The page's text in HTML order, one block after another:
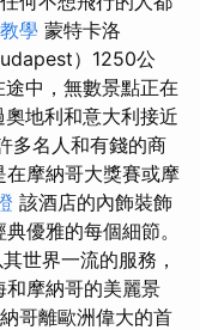
學 蒙特卡洛
）1250公
途中，無數景點正在
奧地利和意大利接近
多名人和有錢的商
在摩納哥大獎賽或摩
該酒店的內飾裝飾
優雅的每個細節。
世界一流的服務，
摩納哥的美麗景
哥離歐洲偉大的首